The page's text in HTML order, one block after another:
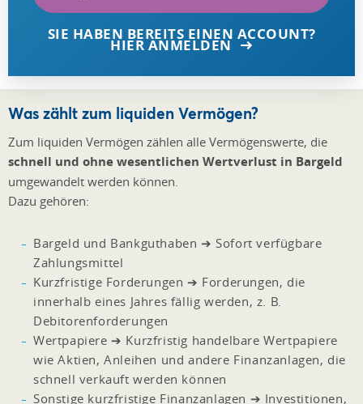
SIE HABEN BEREITS EINEN ACCOUNT?
HIER ANMELDEN
Was zählt zum liquiden Vermögen?
Zum liquiden Vermögen zählen alle Vermögenswerte, die
schnell und ohne wesentlichen Wertverlust in Bargeld
umgewandelt werden können.
Dazu gehören:
Bargeld und Bankguthaben ➔ Sofort verfügbare
Zahlungsmittel
Kurzfristige Forderungen ➔ Forderungen, die
innerhalb eines Jahres fällig werden, z. B.
Debitorenforderungen
Wertpapiere ➔ Kurzfristig handelbare Wertpapiere
wie Aktien, Anleihen und andere Finanzanlagen, die
schnell verkauft werden können
Sonstige kurzfristige Finanzanlagen ➔ Investitionen,